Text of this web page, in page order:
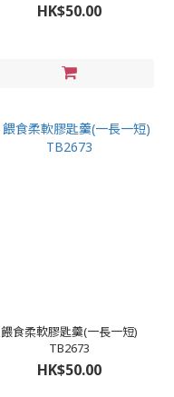
HK$50.00
餵食柔軟膠匙羹(一長一短)
TB2673
HK$50.00